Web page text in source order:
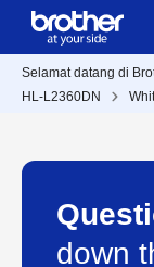
Selamat datang di
HL-L2360DN
down